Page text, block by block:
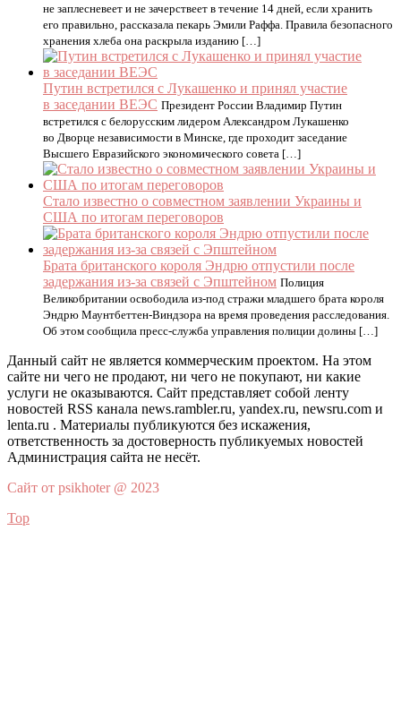
не заплесневеет и не зачерствеет в течение 14 дней, если хранить
его правильно, рассказала пекарь Эмили Раффа. Правила безопасного
хранения хлеба она раскрыла изданию […]
Путин встретился с Лукашенко и принял участие
в заседании ВЕЭС Президент России Владимир Путин
встретился с белорусским лидером Александром Лукашенко
во Дворце независимости в Минске, где проходит заседание
Высшего Евразийского экономического совета […]
Стало известно о совместном заявлении Украины и
США по итогам переговоров
Брата британского короля Эндрю отпустили после
задержания из-за связей с Эпштейном Полиция
Великобритании освободила из-под стражи младшего брата короля
Эндрю Маунтбеттен-Виндзора на время проведения расследования.
Об этом сообщила пресс-служба управления полиции долины […]
Данный сайт не является коммерческим проектом. На этом
сайте ни чего не продают, ни чего не покупают, ни какие
услуги не оказываются. Сайт представляет собой ленту
новостей RSS канала news.rambler.ru, yandex.ru, newsru.com и
lenta.ru . Материалы публикуются без искажения,
ответственность за достоверность публикуемых новостей
Администрация сайта не несёт.
Сайт от psikhoter @ 2023
Top